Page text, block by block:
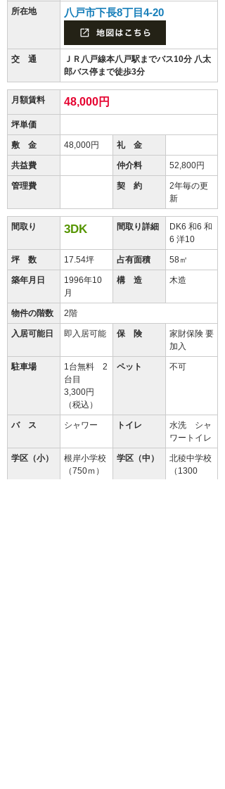
所在地 八戸市下長8丁目4-20
交 通
ＪＲ八戸線本八戸駅までバス10分 八太
郎バス停まで徒歩3分
月額賃料 48,000円
坪単価
敷 金 48,000円 礼 金
共益費 仲介料 52,800円
管理費 契 約
2年毎の更
新
間取り 3DK 間取り詳細
DK6 和6 和
6 洋10
坪 数 17.54坪 占有面積 58㎡
築年月日
1996年10
月
構 造 木造
物件の階数 2階
入居可能日 即入居可能 保 険
家財保険 要
加入
駐車場
1台無料 2
台目
3,300円
（税込）
ペット 不可
バ ス シャワー トイレ
水洗 シャ
ワートイレ
学区（小）
根岸小学校
（750ｍ）
学区（中）
北稜中学校
（1300